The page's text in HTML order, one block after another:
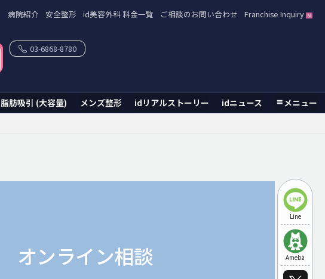
病院紹介 安全整形 id美容外科 料金一覧 ご相談のお問い合わせ Franchise Inquiry
脂肪吸引 (大容量) メンズ整形 idリアルストーリー idニュース メニュー
03-6868-8780
Line
Ameba
オンライン相談